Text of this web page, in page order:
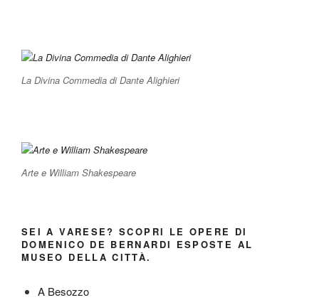
La Divina Commedia di Dante Alighieri
Arte e William Shakespeare
SEI A VARESE? SCOPRI LE OPERE DI
DOMENICO DE BERNARDI ESPOSTE AL
MUSEO DELLA CITTÀ.
A Besozzo